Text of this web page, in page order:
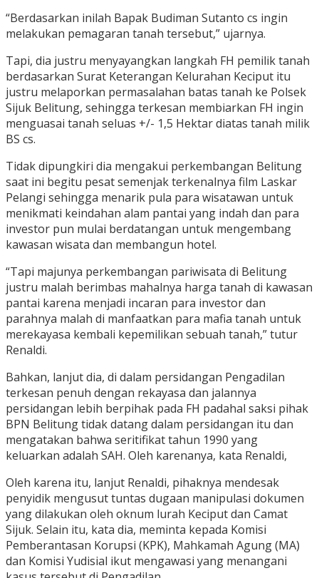
“Berdasarkan inilah Bapak Budiman Sutanto cs ingin
melakukan pemagaran tanah tersebut,” ujarnya.
Tapi, dia justru menyayangkan langkah FH pemilik tanah
berdasarkan Surat Keterangan Kelurahan Keciput itu
justru melaporkan permasalahan batas tanah ke Polsek
Sijuk Belitung, sehingga terkesan membiarkan FH ingin
menguasai tanah seluas +/- 1,5 Hektar diatas tanah milik
BS cs.
Tidak dipungkiri dia mengakui perkembangan Belitung
saat ini begitu pesat semenjak terkenalnya film Laskar
Pelangi sehingga menarik pula para wisatawan untuk
menikmati keindahan alam pantai yang indah dan para
investor pun mulai berdatangan untuk mengembang
kawasan wisata dan membangun hotel.
“Tapi majunya perkembangan pariwisata di Belitung
justru malah berimbas mahalnya harga tanah di kawasan
pantai karena menjadi incaran para investor dan
parahnya malah di manfaatkan para mafia tanah untuk
merekayasa kembali kepemilikan sebuah tanah,” tutur
Renaldi.
Bahkan, lanjut dia, di dalam persidangan Pengadilan
terkesan penuh dengan rekayasa dan jalannya
persidangan lebih berpihak pada FH padahal saksi pihak
BPN Belitung tidak datang dalam persidangan itu dan
mengatakan bahwa seritifikat tahun 1990 yang
keluarkan adalah SAH. Oleh karenanya, kata Renaldi,
Oleh karena itu, lanjut Renaldi, pihaknya mendesak
penyidik mengusut tuntas dugaan manipulasi dokumen
yang dilakukan oleh oknum lurah Keciput dan Camat
Sijuk. Selain itu, kata dia, meminta kepada Komisi
Pemberantasan Korupsi (KPK), Mahkamah Agung (MA)
dan Komisi Yudisial ikut mengawasi yang menangani